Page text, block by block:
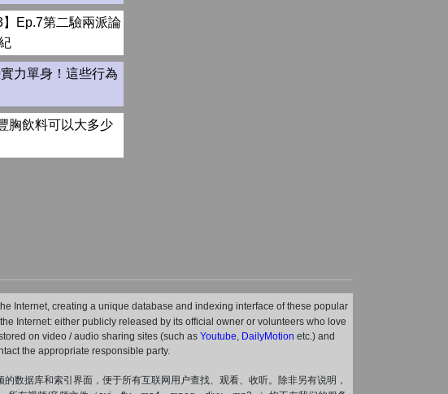
】Ep.7第二驗兩派論
力單身！這些行為
胸飲料可以大多少
Internet, creating a unique database and indexing interface of these popular
Internet: either publicly released by its official owner or volunteers who love
on video / audio sharing sites (such as Youtube, DailyMotion etc.) and
the appropriate responsible party.
数据库和索引界面，便于所有互联网用户查找、观看、收听。除非另有说明，